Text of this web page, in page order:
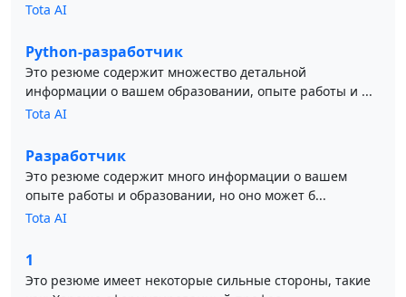
Tota AI
Python-разработчик
Это резюме содержит множество детальной
информации о вашем образовании, опыте работы и ...
Tota AI
Разработчик
Это резюме содержит много информации о вашем
опыте работы и образовании, но оно может б...
Tota AI
1
Это резюме имеет некоторые сильные стороны, такие